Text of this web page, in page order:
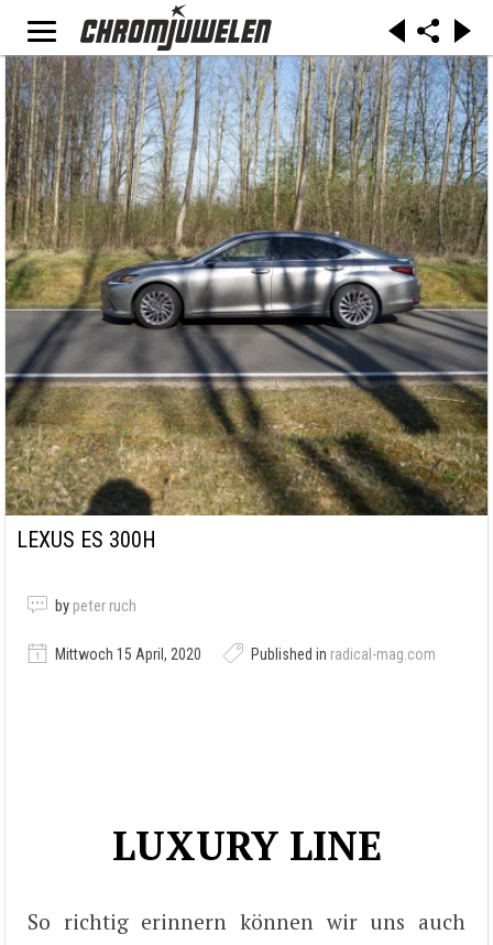
LEXUS ES 300H
by peter ruch
Mittwoch 15 April, 2020 Published in radical-mag.com
LUXURY LINE
So richtig erinnern können wir uns auch